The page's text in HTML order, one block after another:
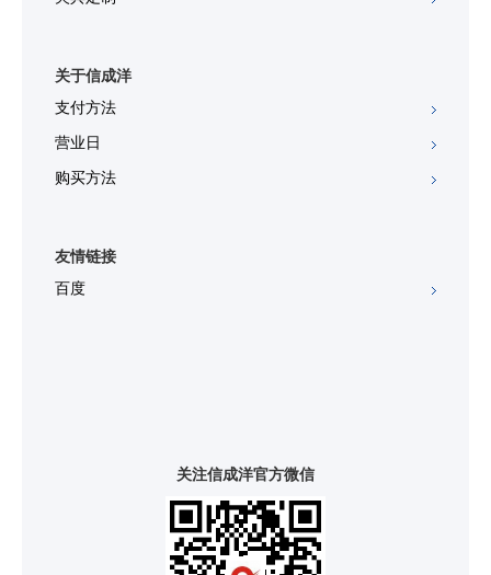
关于信成洋
支付方法
营业日
购买方法
友情链接
百度
关注信成洋官方微信